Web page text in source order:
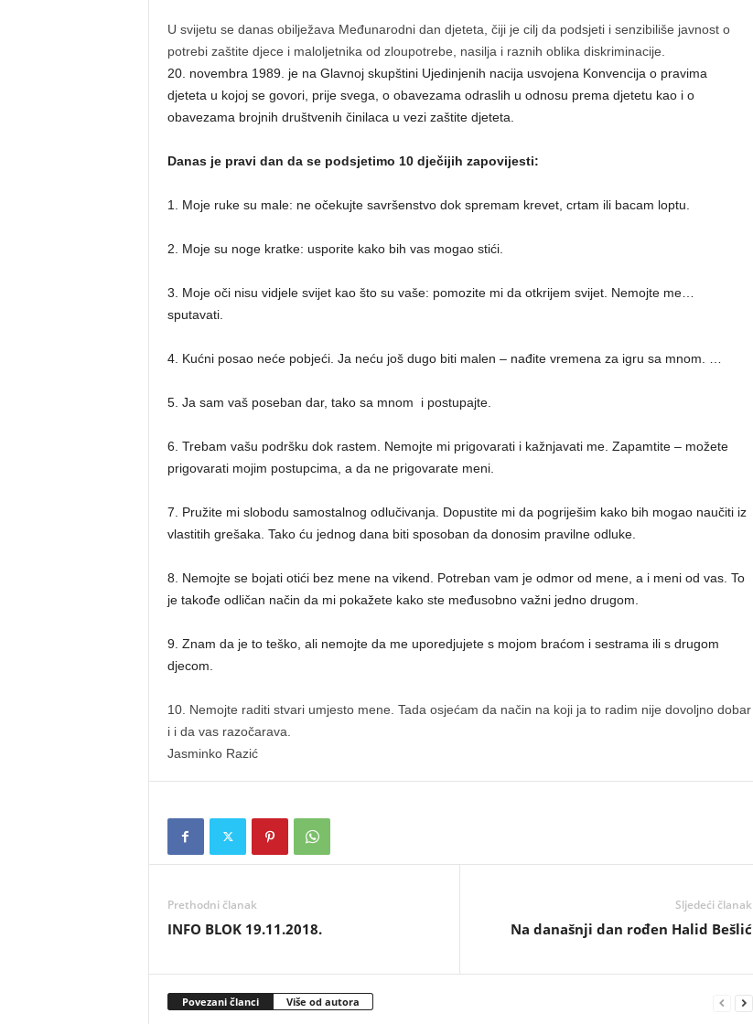
U svijetu se danas obilježava Međunarodni dan djeteta, čiji je cilj da podsjeti i senzibiliše javnost o
potrebi zaštite djece i maloljetnika od zloupotrebe, nasilja i raznih oblika diskriminacije.
20. novembra 1989. je na Glavnoj skupštini Ujedinjenih nacija usvojena Konvencija o pravima
djeteta u kojoj se govori, prije svega, o obavezama odraslih u odnosu prema djetetu kao i o
obavezama brojnih društvenih činilaca u vezi zaštite djeteta.
Danas je pravi dan da se podsjetimo 10 dječijih zapovijesti:
1. Moje ruke su male: ne očekujte savršenstvo dok spremam krevet, crtam ili bacam loptu.
2. Moje su noge kratke: usporite kako bih vas mogao stići.
3. Moje oči nisu vidjele svijet kao što su vaše: pomozite mi da otkrijem svijet. Nemojte me…
sputavati.
4. Kućni posao neće pobjeći. Ja neću još dugo biti malen – nađite vremena za igru sa mnom. …
5. Ja sam vaš poseban dar, tako sa mnom i postupajte.
6. Trebam vašu podršku dok rastem. Nemojte mi prigovarati i kažnjavati me. Zapamtite – možete
prigovarati mojim postupcima, a da ne prigovarate meni.
7. Pružite mi slobodu samostalnog odlučivanja. Dopustite mi da pogriješim kako bih mogao naučiti iz
vlastitih grešaka. Tako ću jednog dana biti sposoban da donosim pravilne odluke.
8. Nemojte se bojati otići bez mene na vikend. Potreban vam je odmor od mene, a i meni od vas. To
je takođe odličan način da mi pokažete kako ste međusobno važni jedno drugom.
9. Znam da je to teško, ali nemojte da me uporedjujete s mojom braćom i sestrama ili s drugom
djecom.
10. Nemojte raditi stvari umjesto mene. Tada osjećam da način na koji ja to radim nije dovoljno dobar
i i da vas razočarava.
Jasminko Razić
Prethodni članak
INFO BLOK 19.11.2018.
Sljedeći članak
Na današnji dan rođen Halid Bešlić
Povezani članci Više od autora